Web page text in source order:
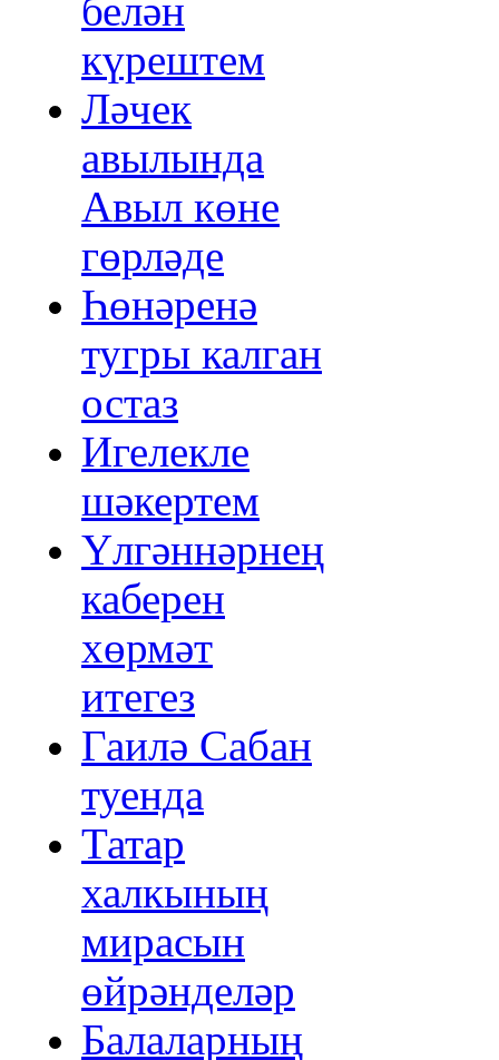
белән
күрештем
Ләчек
авылында
Авыл көне
гөрләде
Һөнәренә
тугры калган
остаз
Игелекле
шәкертем
Үлгәннәрнең
каберен
хөрмәт
итегез
Гаилә Сабан
туенда
Татар
халкының
мирасын
өйрәнделәр
Балаларның